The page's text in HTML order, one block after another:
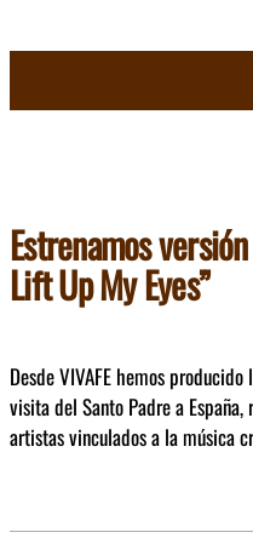
Estrenamos
Lift Up My Eyes”
Desde VIVAFE hemos
visita del Santo Padre a
artistas vinculados a la música